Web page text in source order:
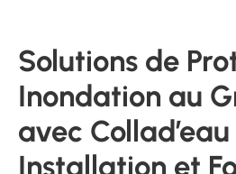
Solutions de
Inondation au
avec Collad’eau
Installation et